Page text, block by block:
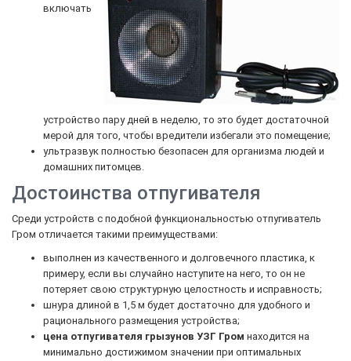
включать
устройство пару дней в неделю, то это будет достаточной
мерой для того, чтобы вредители избегали это помещение;
ультразвук полностью безопасен для организма людей и
домашних питомцев.
Достоинства отпугивателя
Среди устройств с подобной функциональностью отпугиватель
Гром отличается такими преимуществами:
выполнен из качественного и долговечного пластика, к
примеру, если вы случайно наступите на него, то он не
потеряет свою структурную целостность и исправность;
шнура длиной в 1,5 м будет достаточно для удобного и
рационального размещения устройства;
цена отпугивателя грызунов УЗГ Гром находится на
минимально достижимом значении при оптимальных